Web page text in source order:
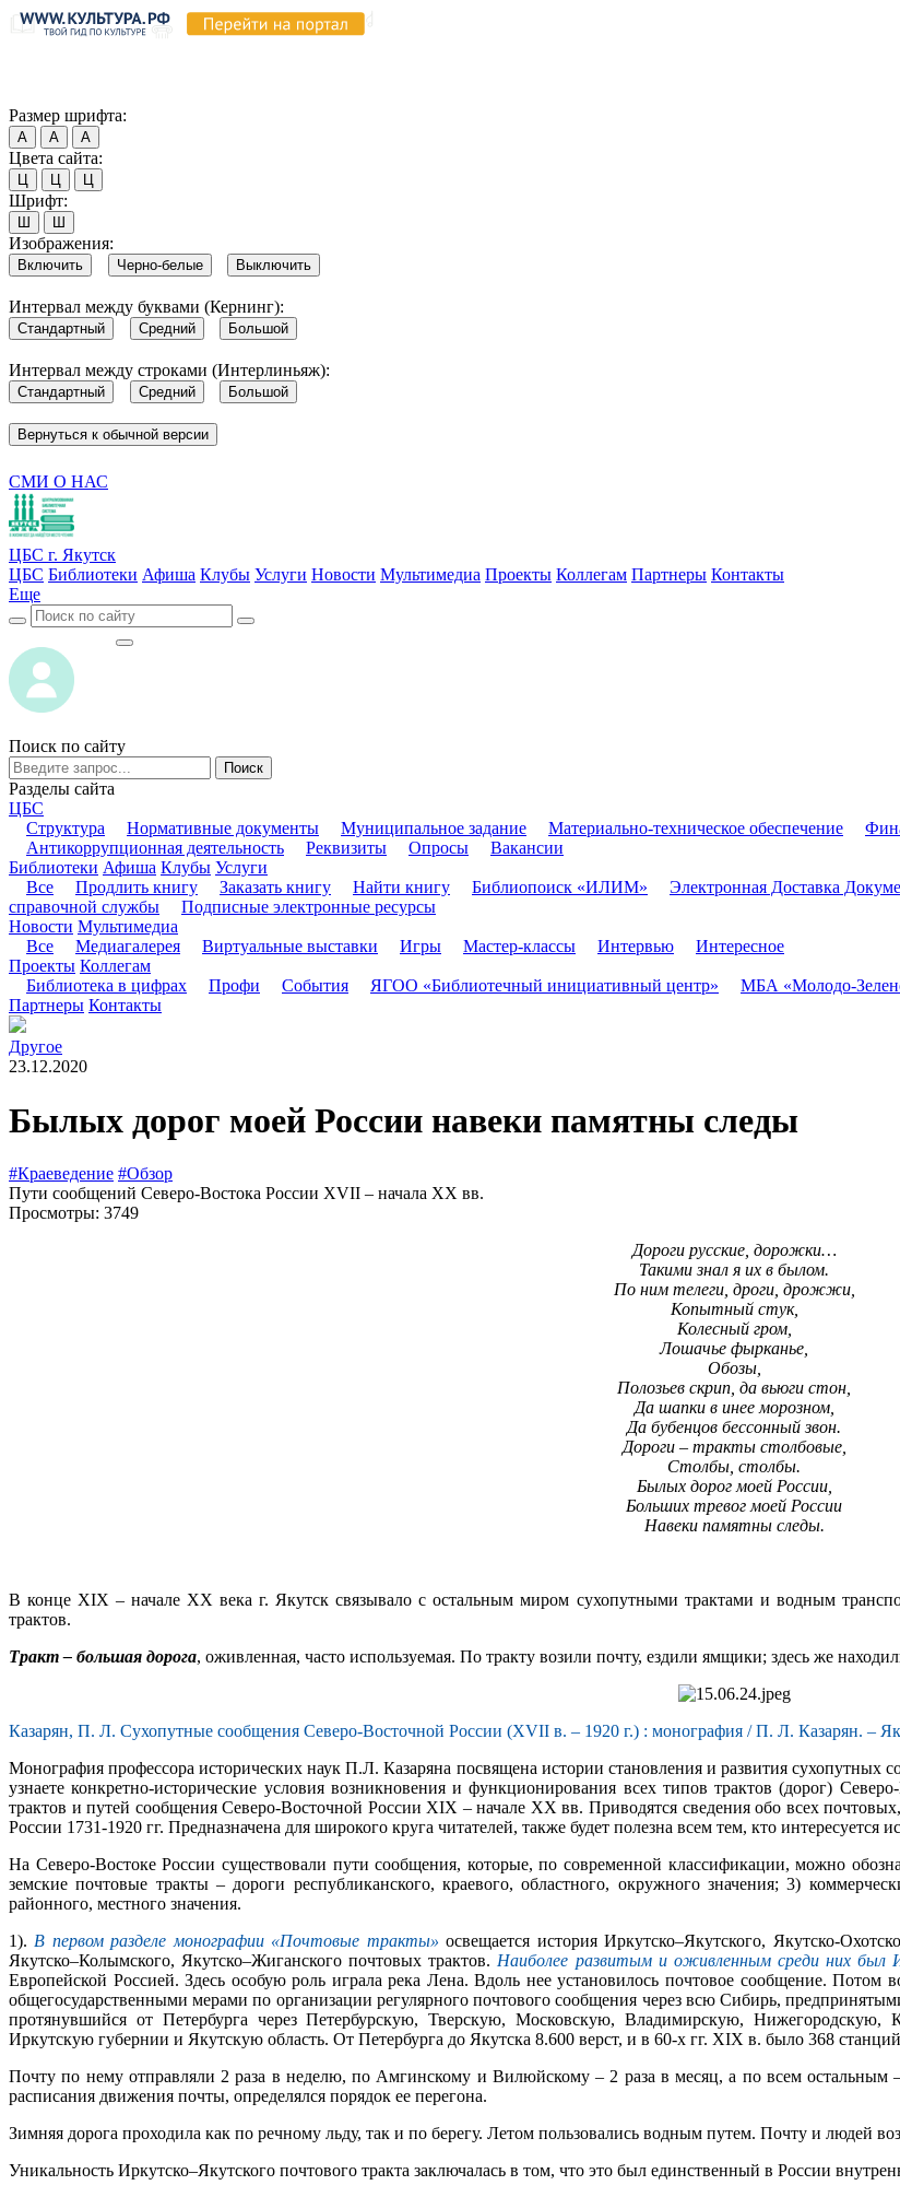
Размер шрифта:
А А А
Цвета сайта:
Ц Ц Ц
Шрифт:
Ш Ш
Изображения:
Включить Черно-белые Выключить
Интервал между буквами (Кернинг):
Стандартный Средний Большой
Интервал между строками (Интерлиньяж):
Стандартный Средний Большой
Вернуться к обычной версии
СМИ О НАС
ЦБС г. Якутск
ЦБС Библиотеки Афиша Клубы Услуги Новости Мультимедиа Проекты Коллегам Партнеры Контакты
Еще
Поиск по сайту
Поиск
Разделы сайта
ЦБС
Структура
Нормативные документы Муниципальное задание Материально-техническое обеспечение
Антикоррупционная деятельность
Реквизиты Опросы
Вакансии
Библиотеки Афиша Клубы Услуги
Все
Продлить книгу Заказать книгу Найти книгу Библиопоиск «ИЛИМ» Электронная Доставка
справочной службы
Подписные электронные ресурсы
Новости Мультимедиа
Все
Медиагалерея Виртуальные выставки Игры Мастер-классы Интервью
Интересное
Проекты Коллегам
Библиотека в цифрах
Профи События ЯГОО «Библиотечный инициативный центр» МБА «Молодо-
Партнеры Контакты
Другое
23.12.2020
Былых дорог моей России навеки памятны следы
#Краеведение #Обзор
Пути сообщений Северо-Востока России XVII – начала ХХ вв.
Просмотры: 3749
Дороги русские, дорожки…
Такими знал я их в былом.
По ним телеги, дроги, дрожжи,
Копытный стук,
Колесный гром,
Лошачье фырканье,
Обозы,
Полозьев скрип, да вьюги стон,
Да шапки в инее морозном,
Да бубенцов бессонный звон.
Дороги – тракты столбовые,
Столбы, столбы.
Былых дорог моей России,
Больших тревог моей России
Навеки памятны следы.
В конце XIX – начале XX века г. Якутск связывало с остальным миром сухопутными трактами и водным
трактов.
Тракт – большая дорога, оживленная, часто используемая. По тракту возили почту, ездили ямщики; здесь же
Казарян, П. Л. Сухопутные сообщения Северо-Восточной России (XVII в. – 1920 г.) : монография / П. Л. Казарян. –
Монография профессора исторических наук П.Л. Казаряна посвящена истории становления и развития
узнаете конкретно-исторические условия возникновения и функционирования всех типов трактов (дорог)
трактов и путей сообщения Северо-Восточной России XIX – начале XX вв. Приводятся сведения обо всех
России 1731-1920 гг. Предназначена для широкого круга читателей, также будет полезна всем тем, кто интересуется
На Северо-Востоке России существовали пути сообщения, которые, по современной классификации, можно
земские почтовые тракты – дороги республиканского, краевого, областного, окружного значения; 3)
районного, местного значения.
1). В первом разделе монографии «Почтовые тракты» освещается история Иркутско–Якутского, Якутско-
Якутско–Колымского, Якутско–Жиганского почтовых трактов. Наиболее развитым и оживленным среди них был
Европейской Россией. Здесь особую роль играла река Лена. Вдоль нее установилось почтовое сообщение. Потом
общегосударственными мерами по организации регулярного почтового сообщения через всю Сибирь,
протянувшийся от Петербурга через Петербурскую, Тверскую, Московскую, Владимирскую,
Иркутскую губернии и Якутскую область. От Петербурга до Якутска 8.600 верст, и в 60-х гг. XIX в. было 368
Почту по нему отправляли 2 раза в неделю, по Амгинскому и Вилюйскому – 2 раза в месяц, а по всем остальным
расписания движения почты, определялся порядок ее перегона.
Зимняя дорога проходила как по речному льду, так и по берегу. Летом пользовались водным путем. Почту и людей
Уникальность Иркутско–Якутского почтового тракта заключалась в том, что это был единственный в России